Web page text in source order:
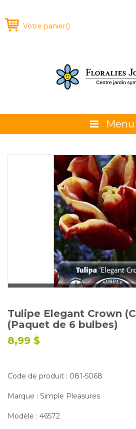
Votre panier()
Menu
La boutique
Promotions et
Conseils
Glossaire
Calendrier
Emplois
Service à la
Nous joindre
Tulipe Elegant Crown
(Paquet de 6 bulbes)
8,99 $
Code de produit : 081-5068
Marque : Simple Pleasures
Modèle : 46572